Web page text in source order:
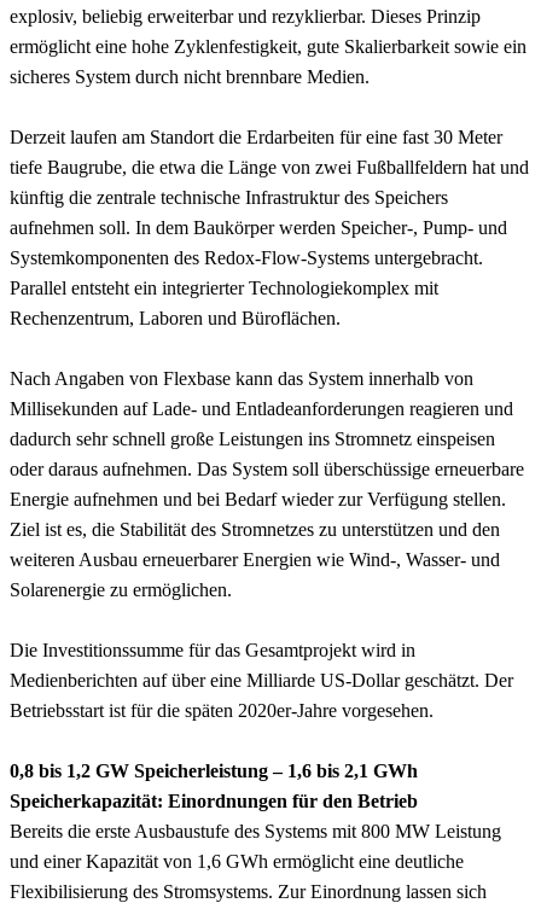
explosiv, beliebig erweiterbar und rezyklierbar. Dieses Prinzip
ermöglicht eine hohe Zyklenfestigkeit, gute Skalierbarkeit sowie ein
sicheres System durch nicht brennbare Medien.
Derzeit laufen am Standort die Erdarbeiten für eine fast 30 Meter
tiefe Baugrube, die etwa die Länge von zwei Fußballfeldern hat und
künftig die zentrale technische Infrastruktur des Speichers
aufnehmen soll. In dem Baukörper werden Speicher-, Pump- und
Systemkomponenten des Redox-Flow-Systems untergebracht.
Parallel entsteht ein integrierter Technologiekomplex mit
Rechenzentrum, Laboren und Büroflächen.
Nach Angaben von Flexbase kann das System innerhalb von
Millisekunden auf Lade- und Entladeanforderungen reagieren und
dadurch sehr schnell große Leistungen ins Stromnetz einspeisen
oder daraus aufnehmen. Das System soll überschüssige erneuerbare
Energie aufnehmen und bei Bedarf wieder zur Verfügung stellen.
Ziel ist es, die Stabilität des Stromnetzes zu unterstützen und den
weiteren Ausbau erneuerbarer Energien wie Wind-, Wasser- und
Solarenergie zu ermöglichen.
Die Investitionssumme für das Gesamtprojekt wird in
Medienberichten auf über eine Milliarde US-Dollar geschätzt. Der
Betriebsstart ist für die späten 2020er-Jahre vorgesehen.
0,8 bis 1,2 GW Speicherleistung – 1,6 bis 2,1 GWh
Speicherkapazität: Einordnungen für den Betrieb
Bereits die erste Ausbaustufe des Systems mit 800 MW Leistung
und einer Kapazität von 1,6 GWh ermöglicht eine deutliche
Flexibilisierung des Stromsystems. Zur Einordnung lassen sich